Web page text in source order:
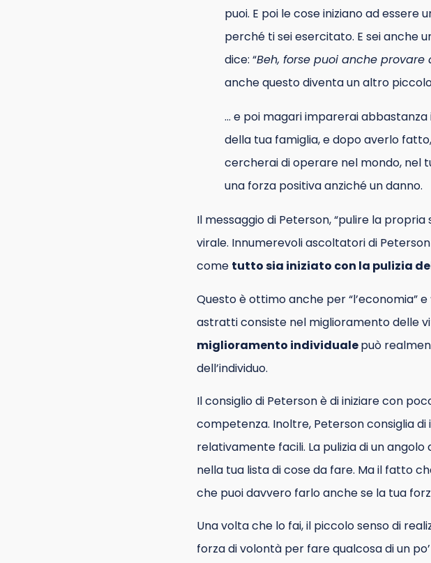
puoi. E poi le cose iniziano ad essere
perché ti sei esercitato. E sei anche
dice: “Beh, forse puoi anche
anche questo diventa un altro
… e poi magari imparerai
della tua famiglia, e dopo averlo
cercherai di operare nel mondo, nel
una forza positiva anziché un danno.
Il messaggio di Peterson, “pulire la
virale. Innumerevoli ascoltatori di
come tutto sia iniziato con la pulizia
Questo è ottimo anche per “l’economia”
astratti consiste nel miglioramento delle
miglioramento individualepuò
dell’individuo.
Il consiglio di Peterson è di iniziare con
competenza. Inoltre, Peterson consiglia
relativamente facili. La pulizia di un
nella tua lista di cose da fare. Ma il fatto
che puoi davvero farlo anche se la tua
Una volta che lo fai, il piccolo senso di
forza di volontà per fare qualcosa di un